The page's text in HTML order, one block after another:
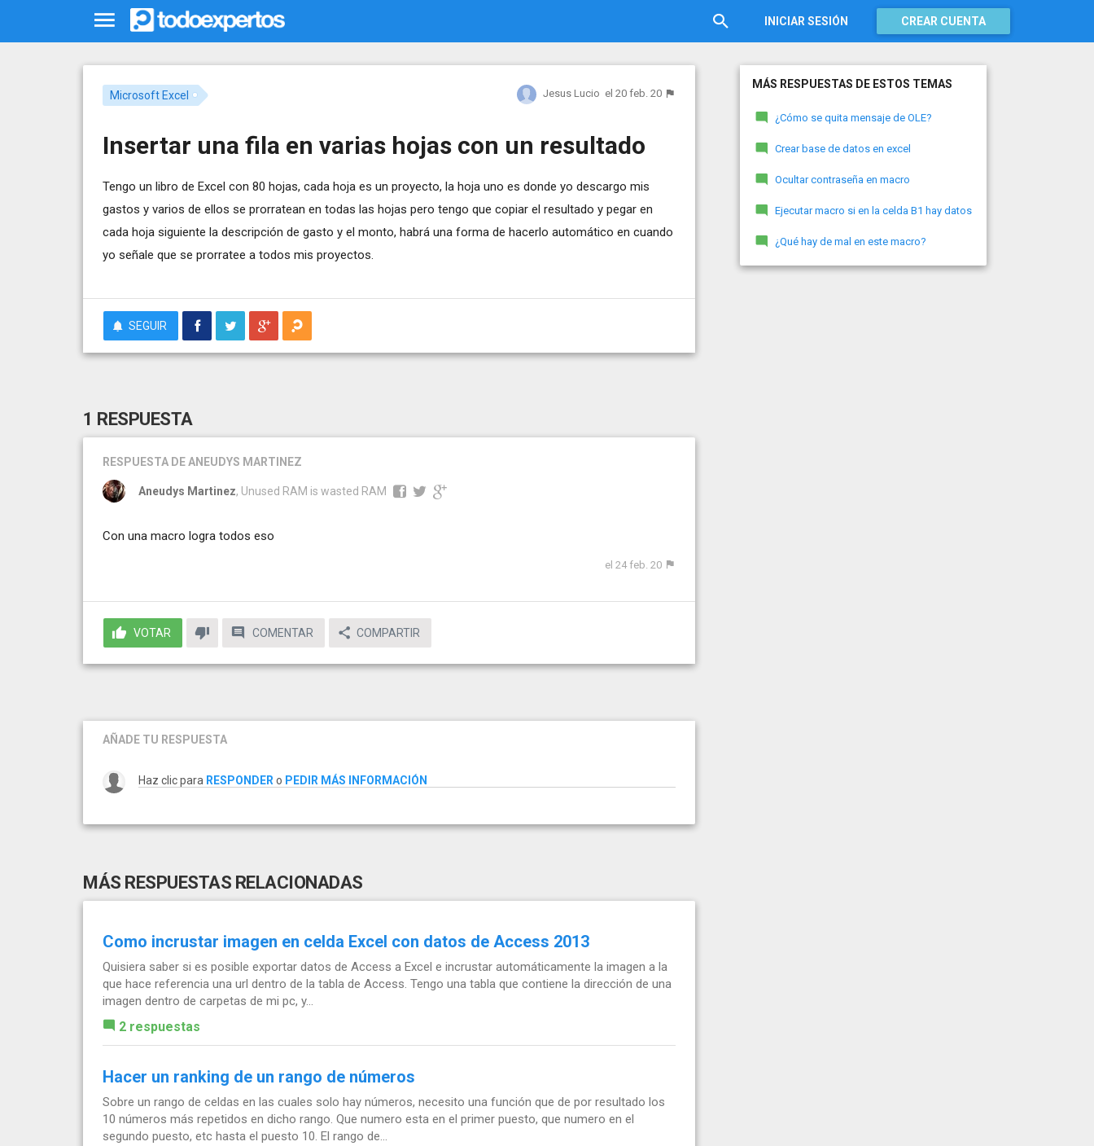
INICIAR SESIÓN CREAR CUENTA
Microsoft Excel Jesus Lucio el 20 feb. 20
Insertar una fila en varias hojas con un resultado
Tengo un libro de Excel con 80 hojas, cada hoja es un proyecto, la hoja uno es donde yo descargo mis
gastos y varios de ellos se prorratean en todas las hojas pero tengo que copiar el resultado y pegar en
cada hoja siguiente la descripción de gasto y el monto, habrá una forma de hacerlo automático en cuando
yo señale que se prorratee a todos mis proyectos.
SEGUIR
1 RESPUESTA
RESPUESTA DE ANEUDYS MARTINEZ
Aneudys Martinez, Unused RAM is wasted RAM
Con una macro logra todos eso
el 24 feb. 20
VOTAR COMENTAR COMPARTIR
AÑADE TU RESPUESTA
Haz clic para RESPONDER o PEDIR MÁS INFORMACIÓN
MÁS RESPUESTAS RELACIONADAS
Como incrustar imagen en celda Excel con datos de Access 2013
Quisiera saber si es posible exportar datos de Access a Excel e incrustar automáticamente la imagen a la
que hace referencia una url dentro de la tabla de Access. Tengo una tabla que contiene la dirección de una
imagen dentro de carpetas de mi pc, y...
2 respuestas
Hacer un ranking de un rango de números
Sobre un rango de celdas en las cuales solo hay números, necesito una función que de por resultado los
10 números más repetidos en dicho rango. Que numero esta en el primer puesto, que numero en el
segundo puesto, etc hasta el puesto 10. El rango de...
MÁS RESPUESTAS DE ESTOS TEMAS
¿Cómo se quita mensaje de OLE?
Crear base de datos en excel
Ocultar contraseña en macro
Ejecutar macro si en la celda B1 hay datos
¿Qué hay de mal en este macro?